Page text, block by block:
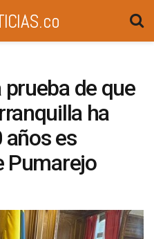
de que
ha
años es
Pumarejo